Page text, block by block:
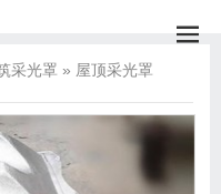
采光罩 » 屋顶采光罩